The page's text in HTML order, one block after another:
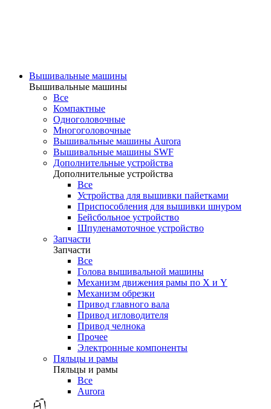
Вышивальные машины
Вышивальные машины
Все
Компактные
Одноголовочные
Многоголовочные
Вышивальные машины Aurora
Вышивальные машины SWF
Дополнительные устройства
Дополнительные устройства
Все
Устройства для вышивки пайетками
Приспособления для вышивки шнуром
Бейсбольное устройство
Шпуленамоточное устройство
Запчасти
Запчасти
Все
Голова вышивальной машины
Механизм движения рамы по X и Y
Механизм обрезки
Привод главного вала
Привод игловодителя
Привод челнока
Прочее
Электронные компоненты
Пяльцы и рамы
Пяльцы и рамы
Все
Aurora